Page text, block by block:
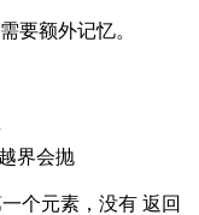
要额外记忆。
界会抛
个元素，没有 返回